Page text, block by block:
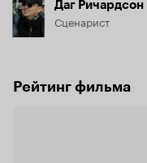
Даг Ричардсон
Сценарист
Рейтинг фильма